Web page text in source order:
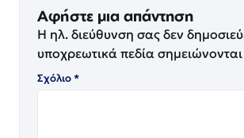
Αφήστε μια απάντηση
Η ηλ. διεύθυνση σας δεν
υποχρεωτικά πεδία
Σχόλιο*